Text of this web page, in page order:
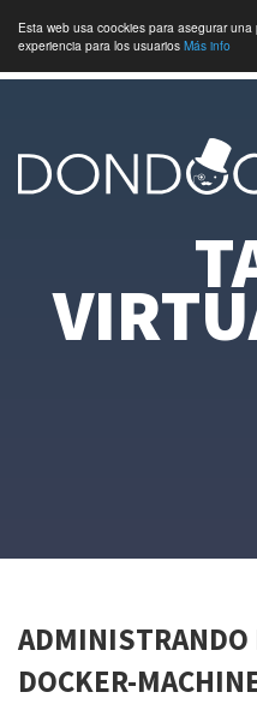
Esta web usa coockies para asegurar una
experiencia para los usuarios Más info
ADMINISTRANDO
DOCKER-